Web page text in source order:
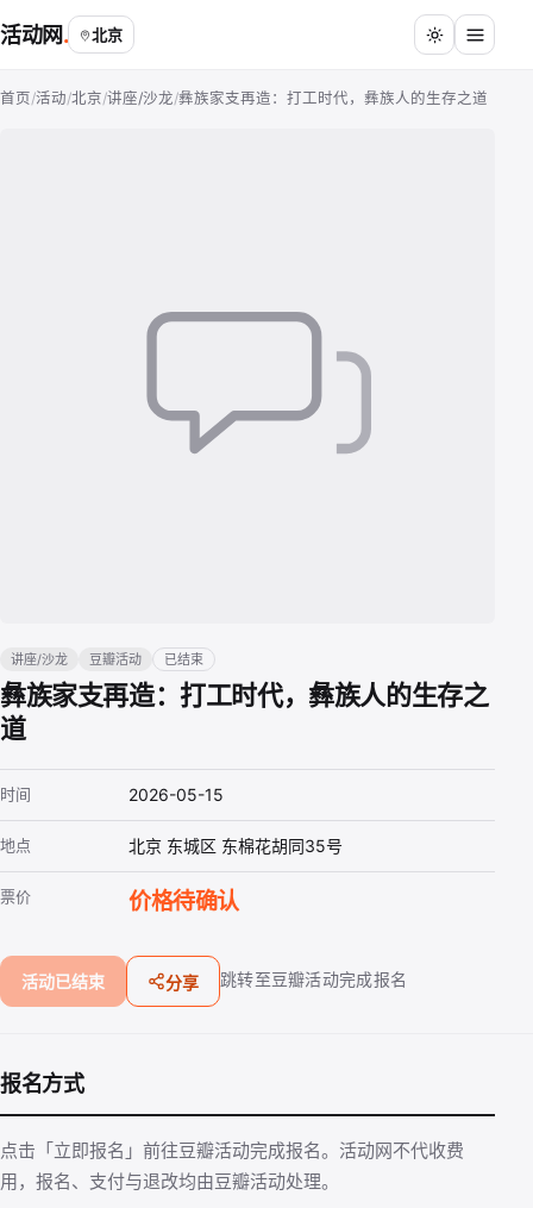
活动网 北京
首页/活动/北京/讲座/沙龙/彝族家支再造：打工时代，彝族人的生存之道
讲座/沙龙 豆瓣活动 已结束
彝族家支再造：打工时代，彝族人的生存之
道
时间 2026-05-15
地点 北京 东城区 东棉花胡同35号
票价 价格待确认
活动已结束 分享 跳转至豆瓣活动完成报名
报名方式
点击「立即报名」前往豆瓣活动完成报名。活动网不代收费
用，报名、支付与退改均由豆瓣活动处理。